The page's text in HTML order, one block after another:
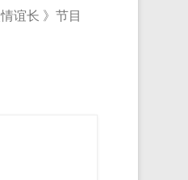
谊长 》节目